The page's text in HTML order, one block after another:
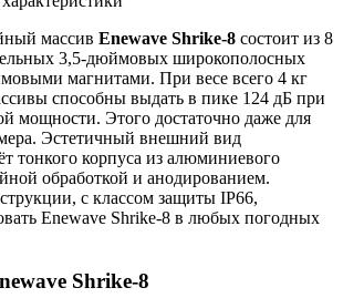
массив Enewave Shrike-8 состоит из 8
3,5-дюймовых широкополосных
магнитами. При весе всего 4 кг
способны выдать в пике 124 дБ при
мощности. Этого достаточно даже для
Эстетичный внешний вид
тонкого корпуса из алюминиевого
обработкой и анодированием.
с классом защиты IP66,
Enewave Shrike-8 в любых погодных
Shrike-8